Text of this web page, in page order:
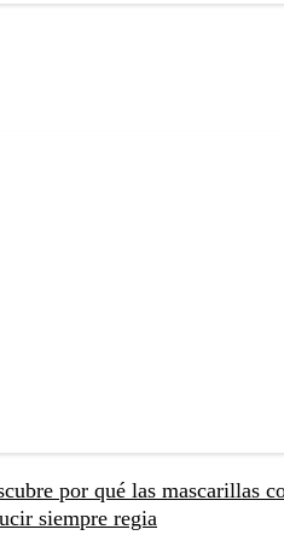
por qué las mascarillas
siempre regia